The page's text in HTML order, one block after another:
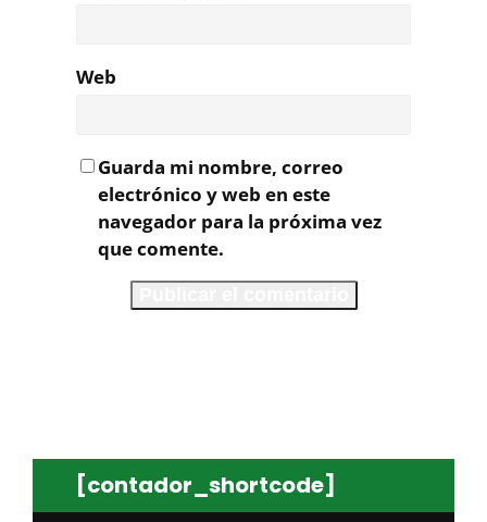
Web
Guarda mi nombre, correo
electrónico y web en este
navegador para la próxima vez
que comente.
[contador_shortcode]